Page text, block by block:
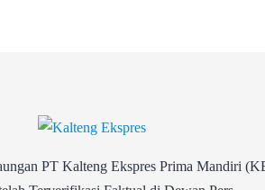
PT Kalteng Ekspres Prima Mandiri